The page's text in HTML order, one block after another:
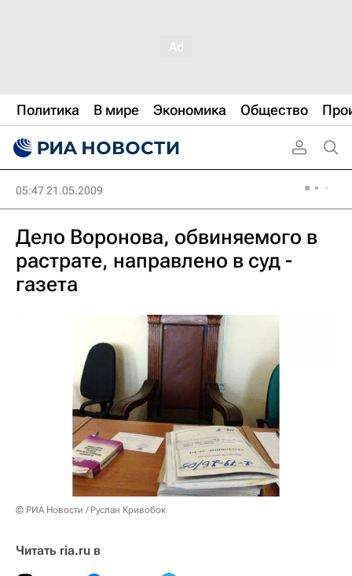
Политика В мире Экономика Общество
05:47 21.05.2009
Дело Воронова, обвиняемого в
растрате, направлено в суд -
газета
© РИА Новости / Руслан Кривобок
Читать ria.ru в